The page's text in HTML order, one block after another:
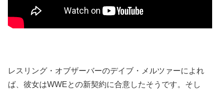
レスリング・オブザーバーのデイブ・メルツァーによれ
ば、彼女はWWEとの新契約に合意したそうです。そし